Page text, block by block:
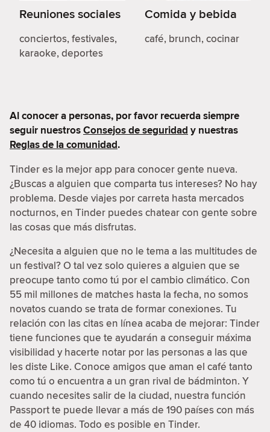
Reuniones sociales
conciertos, festivales,
karaoke, deportes
Comida y bebida
café, brunch, cocinar
Al conocer a personas, por favor recuerda siempre
seguir nuestrosConsejos de seguridad y nuestras
Reglas de la comunidad.
Tinder es la mejor app para conocer gente nueva.
¿Buscas a alguien que comparta tus intereses? No hay
problema. Desde viajes por carreta hasta mercados
nocturnos, en Tinder puedes chatear con gente sobre
las cosas que más disfrutas.
¿Necesita a alguien que no le tema a las multitudes de
un festival? O tal vez solo quieres a alguien que se
preocupe tanto como tú por el cambio climático. Con
55 mil millones de matches hasta la fecha, no somos
novatos cuando se trata de formar conexiones. Tu
relación con las citas en línea acaba de mejorar: Tinder
tiene funciones que te ayudarán a conseguir máxima
visibilidad y hacerte notar por las personas a las que
les diste Like. Conoce amigos que aman el café tanto
como tú o encuentra a un gran rival de bádminton. Y
cuando necesites salir de la ciudad, nuestra función
Passport te puede llevar a más de 190 países con más
de 40 idiomas. Todo es posible en Tinder.